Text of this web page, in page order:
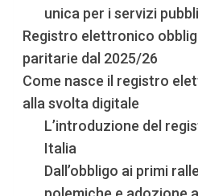
unica per i servizi
Registro elettronico
paritarie dal 2025/26
Come nasce il registro
alla svolta digitale
L’introduzione del
Italia
Dall’obbligo ai primi